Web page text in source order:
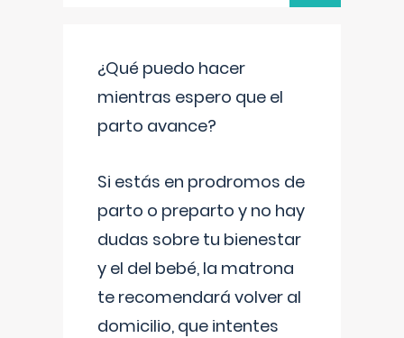
¿Qué puedo hacer
mientras espero que el
parto avance?
Si estás en prodromos de
parto o preparto y no hay
dudas sobre tu bienestar
y el del bebé, la matrona
te recomendará volver al
domicilio, que intentes